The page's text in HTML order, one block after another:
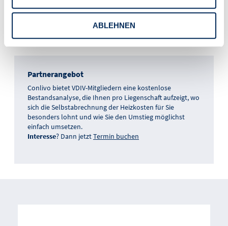
ABLEHNEN
info@conlivo.de
https://www.conlivo.de/
Partnerangebot
Conlivo bietet VDIV-Mitgliedern eine kostenlose
Bestandsanalyse, die Ihnen pro Liegenschaft aufzeigt, wo
sich die Selbstabrechnung der Heizkosten für Sie
besonders lohnt und wie Sie den Umstieg möglichst
einfach umsetzen.
Interesse? Dann jetztTermin buchen